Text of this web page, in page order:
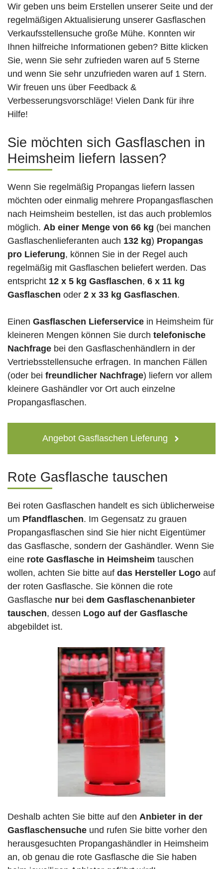
Wir geben uns beim Erstellen unserer Seite und der
regelmäßigen Aktualisierung unserer Gasflaschen
Verkaufsstellensuche große Mühe. Konnten wir
Ihnen hilfreiche Informationen geben? Bitte klicken
Sie, wenn Sie sehr zufrieden waren auf 5 Sterne
und wenn Sie sehr unzufrieden waren auf 1 Stern.
Wir freuen uns über Feedback &
Verbesserungsvorschläge! Vielen Dank für ihre
Hilfe!
Sie möchten sich Gasflaschen in
Heimsheim liefern lassen?
Wenn Sie regelmäßig Propangas liefern lassen
möchten oder einmalig mehrere Propangasflaschen
nach Heimsheim bestellen, ist das auch problemlos
möglich. Ab einer Menge von 66 kg (bei manchen
Gasflaschenlieferanten auch 132 kg) Propangas
pro Lieferung, können Sie in der Regel auch
regelmäßig mit Gasflaschen beliefert werden. Das
entspricht 12 x 5 kg Gasflaschen, 6 x 11 kg
Gasflaschen oder 2 x 33 kg Gasflaschen.
Einen Gasflaschen Lieferservice in Heimsheim für
kleineren Mengen können Sie durch telefonische
Nachfrage bei den Gasflaschenhändlern in der
Vertriebsstellensuche erfragen. In manchen Fällen
(oder bei freundlicher Nachfrage) liefern vor allem
kleinere Gashändler vor Ort auch einzelne
Propangasflaschen.
Angebot Gasflaschen Lieferung
Rote Gasflasche tauschen
Bei roten Gasflaschen handelt es sich üblicherweise
um Pfandflaschen. Im Gegensatz zu grauen
Propangasflaschen sind Sie hier nicht Eigentümer
das Gasflasche, sondern der Gashändler. Wenn Sie
eine rote Gasflasche in Heimsheim tauschen
wollen, achten Sie bitte auf das Hersteller Logo auf
der roten Gasflasche. Sie können die rote
Gasflasche nur bei dem Gasflaschenanbieter
tauschen, dessen Logo auf der Gasflasche
abgebildet ist.
Deshalb achten Sie bitte auf den Anbieter in der
Gasflaschensuche und rufen Sie bitte vorher den
herausgesuchten Propangashändler in Heimsheim
an, ob genau die rote Gasflasche die Sie haben